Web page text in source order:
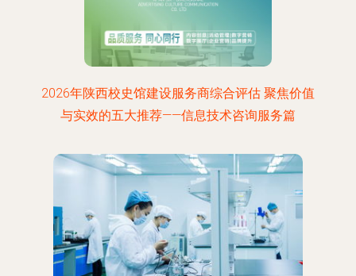
2026年陕西校史馆建设服务商综合评估 聚焦价值
与实效的五大推荐——信息技术咨询服务篇